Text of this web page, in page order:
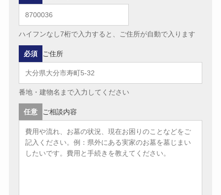
ハイフンなし7桁で入力すると、ご住所が自動で入ります
ご住所
必須
番地・建物名まで入力してください
ご相談内容
任意